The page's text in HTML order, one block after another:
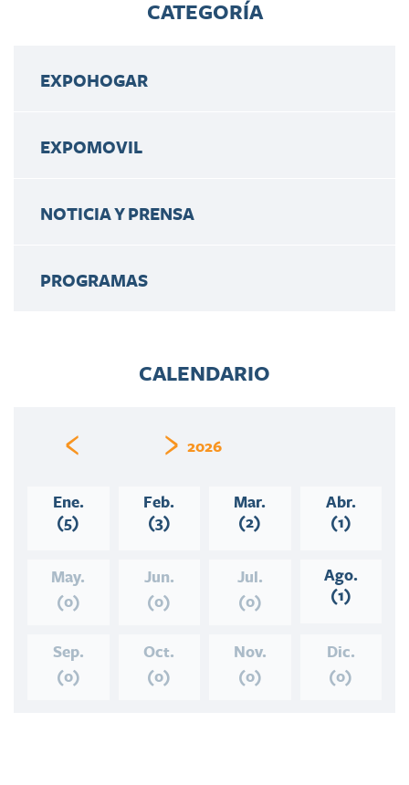
CATEGORÍA
EXPOHOGAR
EXPOMOVIL
NOTICIA Y PRENSA
PROGRAMAS
CALENDARIO
2026
Ene.
(5)
Feb.
(3)
Mar.
(2)
Abr.
(1)
May.
(0)
Jun.
(0)
Jul.
(0)
Ago.
(1)
Sep.
(0)
Oct.
(0)
Nov.
(0)
Dic.
(0)
‹ ›